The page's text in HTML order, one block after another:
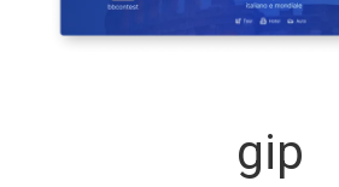
gip